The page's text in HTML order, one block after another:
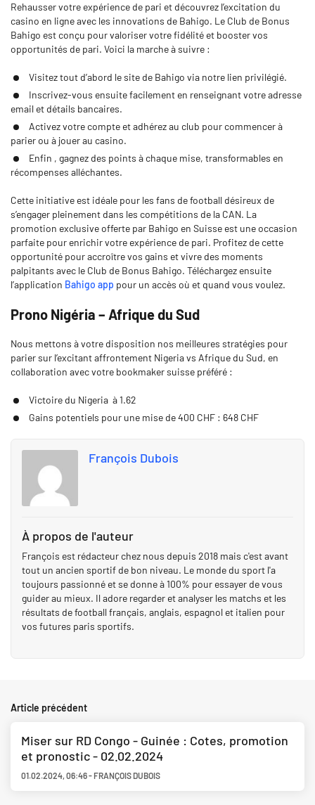
Rehausser votre expérience de pari et découvrez l’excitation du
casino en ligne avec les innovations de Bahigo. Le Club de Bonus
Bahigo est conçu pour valoriser votre fidélité et booster vos
opportunités de pari. Voici la marche à suivre :
Visitez tout d’abord le site de Bahigo via notre lien privilégié.
Inscrivez-vous ensuite facilement en renseignant votre adresse
email et détails bancaires.
Activez votre compte et adhérez au club pour commencer à
parier ou à jouer au casino.
Enfin , gagnez des points à chaque mise, transformables en
récompenses alléchantes.
Cette initiative est idéale pour les fans de football désireux de
s’engager pleinement dans les compétitions de la CAN. La
promotion exclusive offerte par Bahigo en Suisse est une occasion
parfaite pour enrichir votre expérience de pari. Profitez de cette
opportunité pour accroître vos gains et vivre des moments
palpitants avec le Club de Bonus Bahigo. Téléchargez ensuite
l’application Bahigo app pour un accès où et quand vous voulez.
Prono Nigéria – Afrique du Sud
Nous mettons à votre disposition nos meilleures stratégies pour
parier sur l’excitant affrontement Nigeria vs Afrique du Sud, en
collaboration avec votre bookmaker suisse préféré :
Victoire du Nigeria à 1.62
Gains potentiels pour une mise de 400 CHF : 648 CHF
François Dubois
À propos de l'auteur
François est rédacteur chez nous depuis 2018 mais c'est avant
tout un ancien sportif de bon niveau. Le monde du sport l'a
toujours passionné et se donne à 100% pour essayer de vous
guider au mieux. Il adore regarder et analyser les matchs et les
résultats de football français, anglais, espagnol et italien pour
vos futures paris sportifs.
Article précédent
Miser sur RD Congo - Guinée : Cotes, promotion
et pronostic - 02.02.2024
01.02.2024,06:46- FRANÇOIS DUBOIS